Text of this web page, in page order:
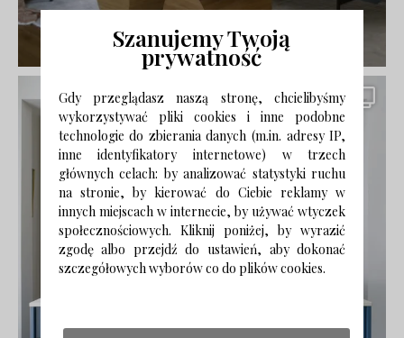
Szanujemy Twoją
prywatność
Gdy przeglądasz naszą stronę, chcielibyśmy
wykorzystywać pliki cookies i inne podobne
technologie do zbierania danych (m.in. adresy IP,
inne identyfikatory internetowe) w trzech
głównych celach: by analizować statystyki ruchu
na stronie, by kierować do Ciebie reklamy w
innych miejscach w internecie, by używać wtyczek
społecznościowych. Kliknij poniżej, by wyrazić
zgodę albo przejdź do ustawień, aby dokonać
szczegółowych wyborów co do plików cookies.